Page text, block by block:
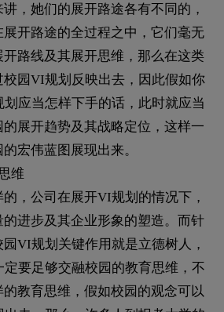
，她们的展开路途各有不同的，
开路途的全过程之中，它们毫无
路线及其展开思维，那么在这类
园VI规划反映出去，因此假如你
应当怎样下手的话，此时就应当
展开趋势及其战略定位，这样一
宏伟蓝图展现出来。
维
，公司在展开VI规划的情况下，
进步及其企业形象的塑造。而针
VI规划关键作用就是立德树人，
要足够交融校园的教育思维，不
教育思维，假如校园的观念可以